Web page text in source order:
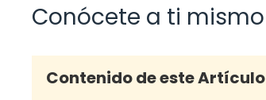
Conócete a ti mismo
Contenido de este Artículo